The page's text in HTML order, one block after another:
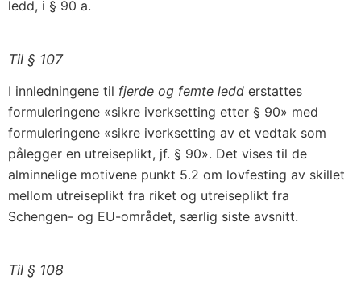
ledd, i § 90 a.
Til § 107
I innledningene til fjerde og femte ledd erstattes
formuleringene «sikre iverksetting etter § 90» med
formuleringene «sikre iverksetting av et vedtak som
pålegger en utreiseplikt, jf. § 90». Det vises til de
alminnelige motivene punkt 5.2 om lovfesting av skillet
mellom utreiseplikt fra riket og utreiseplikt fra
Schengen- og EU-området, særlig siste avsnitt.
Til § 108